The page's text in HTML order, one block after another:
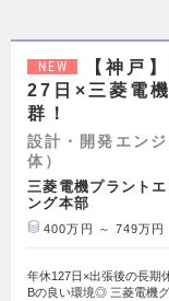
NEW
【神戸
27日×三菱電
群！
設計・開発エン
体）
三菱電機プラント
ング本部
400万円 ～ 749万円
年休127日×出張後の長期
Bの良い環境◎ 三菱電機